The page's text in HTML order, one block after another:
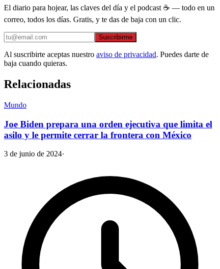
El diario para hojear, las claves del día y el podcast ☕ — todo en un
correo, todos los días. Gratis, y te das de baja con un clic.
Suscribirme
Al suscribirte aceptas nuestro aviso de privacidad. Puedes darte de
baja cuando quieras.
Relacionadas
Mundo
Joe Biden prepara una orden ejecutiva que limita el
asilo y le permite cerrar la frontera con México
3 de junio de 2024·